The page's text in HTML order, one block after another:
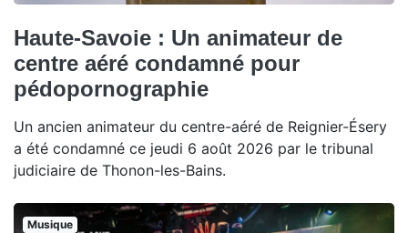
Haute-Savoie : Un animateur de
centre aéré condamné pour
pédopornographie
Un ancien animateur du centre-aéré de Reignier-Ésery
a été condamné ce jeudi 6 août 2026 par le tribunal
judiciaire de Thonon-les-Bains.
Musique